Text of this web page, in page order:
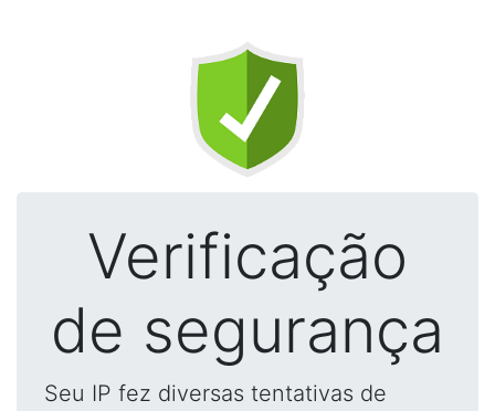
Verificação
de segurança
Seu IP fez diversas tentativas de